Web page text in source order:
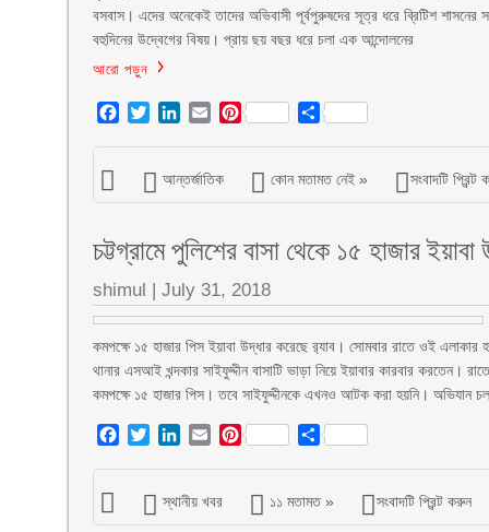
বসবাস। এদের অনেকেই তাদের অভিবাসী পূর্বপুরুষদের সূত্র ধরে ব্রিটিশ
বহুদিনের উদ্বেগের বিষয়। প্রায় ছয় বছর ধরে চলা এক আন্দোলনের
আরো পড়ুন
Facebook
TwitterLinkedIn
EmailPinterest Share
আন্তর্জাতিক কোন মতামত নেই » সংবাদটি প্রিন্ট
চট্টগ্রামে পুলিশের বাসা থেকে ১৫ হাজার ইয়াবা
shimul | July 31, 2018
কমপক্ষে ১৫ হাজার পিস ইয়াবা উদ্ধার করেছে র‌্যাব। সোমবার রাতে ওই এলাকার
থানার এসআই খন্দকার সাইফুদ্দীন বাসাটি ভাড়া নিয়ে ইয়াবার কারবার করতেন।
কমপক্ষে ১৫ হাজার পিস। তবে সাইফুদ্দীনকে এখনও আটক করা হয়নি। অভিযান
Facebook
TwitterLinkedIn
EmailPinterest Share
স্থানীয় খবর ১১ মতামত » সংবাদটি প্রিন্ট করুন